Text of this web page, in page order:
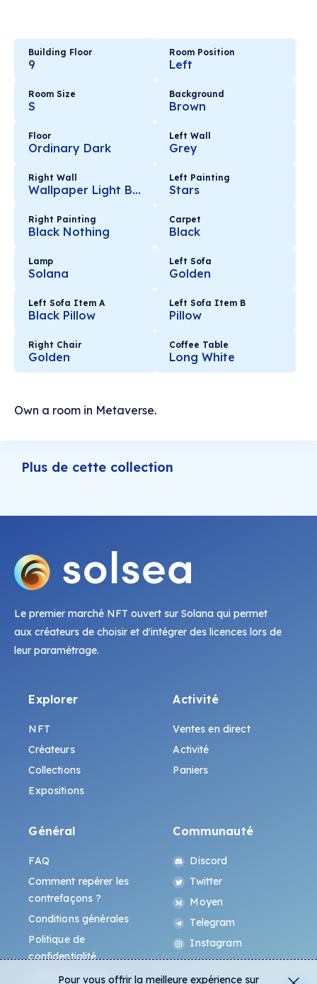
Building Floor
9
Room Position
Left
Room Size
S
Background
Brown
Floor
Ordinary Dark
Left Wall
Grey
Right Wall
Wallpaper Light Brown Square
Left Painting
Stars
Right Painting
Black Nothing
Carpet
Black
Lamp
Solana
Left Sofa
Golden
Left Sofa Item A
Black Pillow
Left Sofa Item B
Pillow
Right Chair
Golden
Coffee Table
Long White
Own a room in Metaverse.
Plus de cette collection
Le premier marché NFT ouvert sur Solana qui permet
aux créateurs de choisir et d'intégrer des licences lors de
leur paramétrage.
Explorer
NFT
Créateurs
Collections
Expositions
Activité
Ventes en direct
Activité
Paniers
Général
FAQ
Comment repérer les
contrefaçons ?
Conditions générales
Politique de
confidentialité
Protocole All-Art
Communauté
Discord
Twitter
Moyen
Telegram
Instagram
Pour vous offrir la meilleure expérience sur